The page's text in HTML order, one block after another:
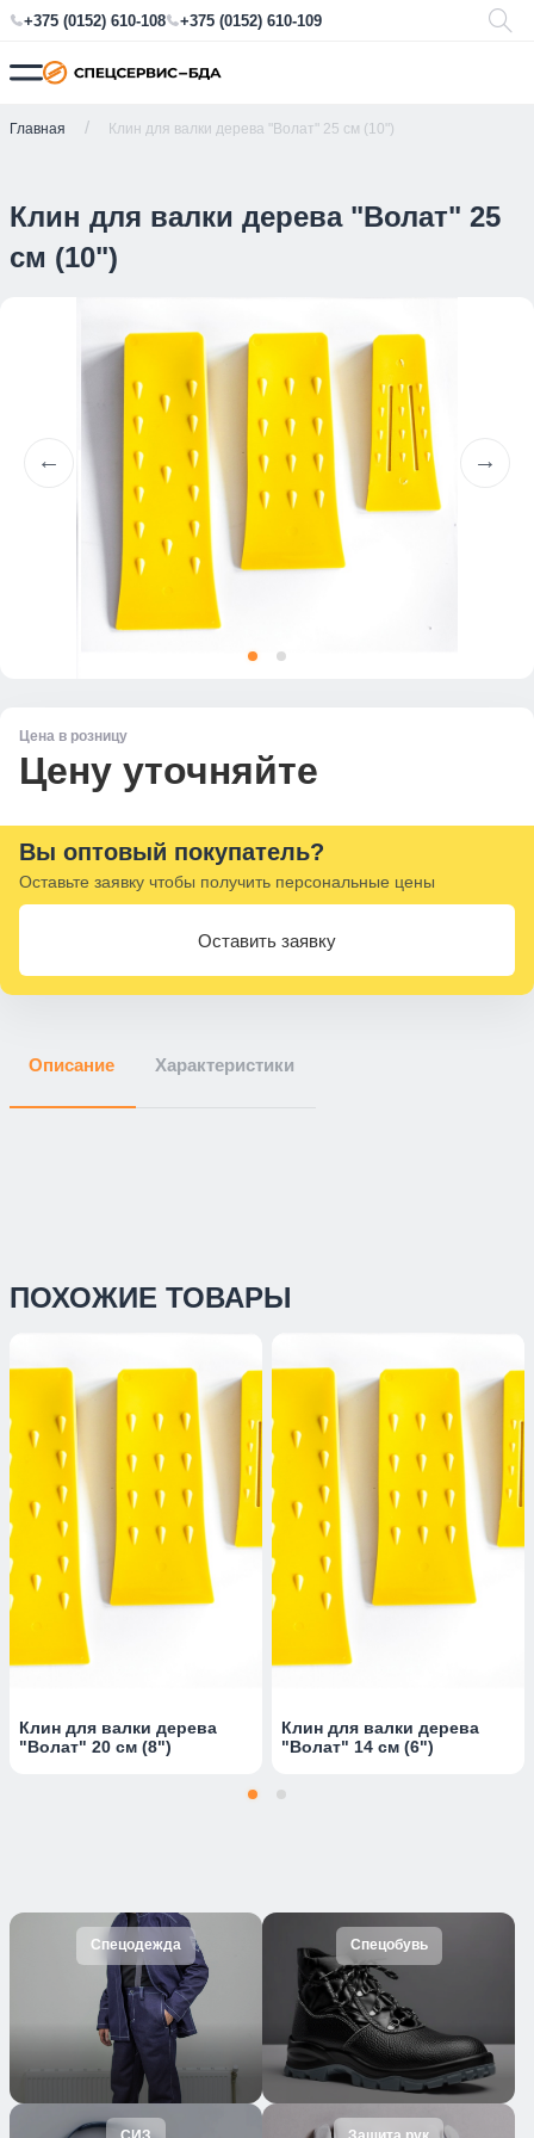
+375 (0152) 610-108 +375 (0152) 610-109
Главная Клин для валки дерева "Волат" 25 см (10")
Клин для валки дерева "Волат" 25
см (10")
Цена в розницу
Цену уточняйте
Вы оптовый покупатель?
Оставьте заявку чтобы получить персональные цены
Оставить заявку
Описание Характеристики
ПОХОЖИЕ ТОВАРЫ
Клин для валки дерева
"Волат" 20 см (8")
Клин для валки дерева
"Волат" 14 см (6")
Спецодежда Спецобувь